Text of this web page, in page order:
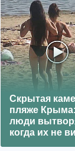
Скрытая
пляже
люди
когда их не